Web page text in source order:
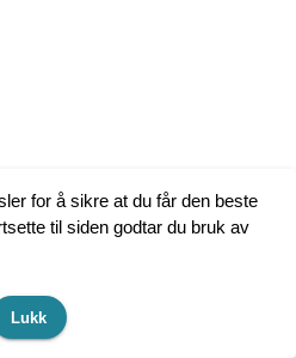
for å sikre at du får den beste
til siden godtar du bruk av
Lukk